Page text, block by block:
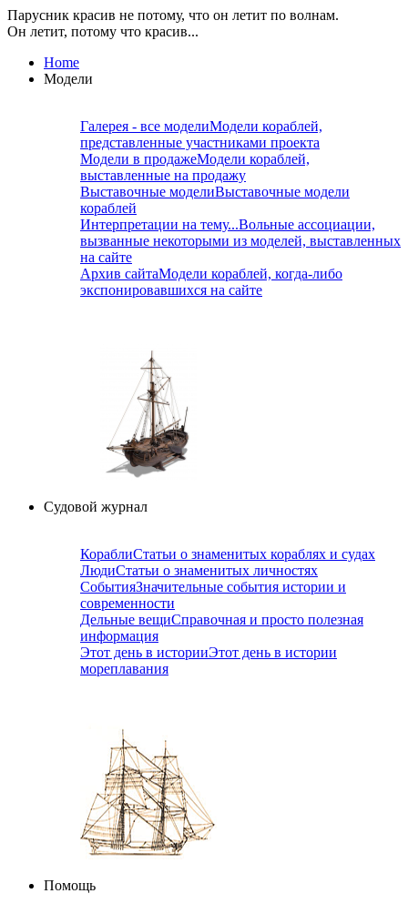
Парусник красив не потому, что он летит по волнам.
Он летит, потому что красив...
Home
Модели
Галерея - все моделиМодели кораблей,
представленные участниками проекта
Модели в продажеМодели кораблей,
выставленные на продажу
Выставочные моделиВыставочные модели
кораблей
Интерпретации на тему...Вольные ассоциации,
вызванные некоторыми из моделей, выставленных
на сайте
Архив сайтаМодели кораблей, когда-либо
экспонировавшихся на сайте
Судовой журнал
КораблиСтатьи о знаменитых кораблях и судах
ЛюдиСтатьи о знаменитых личностях
СобытияЗначительные события истории и
современности
Дельные вещиСправочная и просто полезная
информация
Этот день в историиЭтот день в истории
мореплавания
Помощь